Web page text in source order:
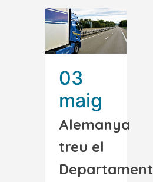
03
maig
Alemanya
treu el
Departament